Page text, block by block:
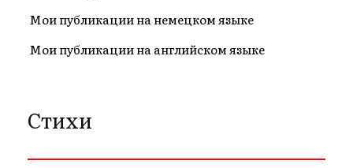
Мои публикации на немецком языке
Мои публикации на английском языке
Стихи